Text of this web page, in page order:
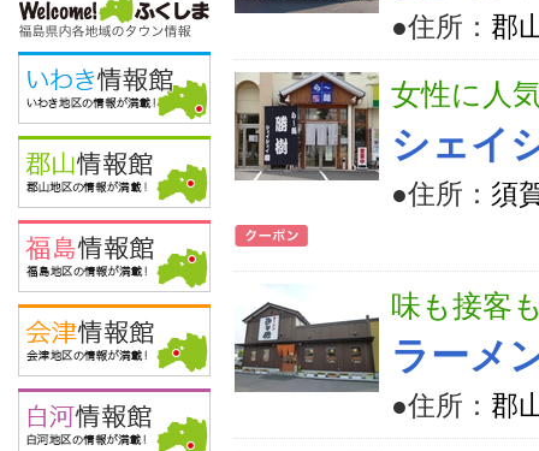
●住所： 郡
女性に人
シェイ
●住所： 須
味も接客
ラーメ
●住所： 郡